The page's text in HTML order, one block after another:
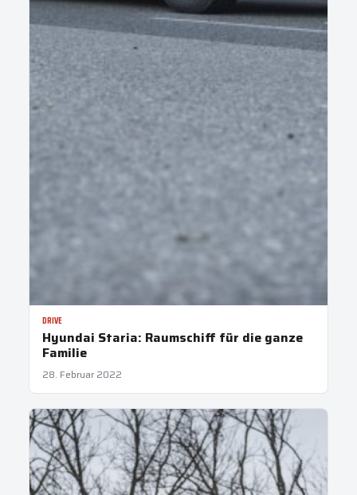
DRIVE
Hyundai Staria: Raumschiff für die ganze
Familie
28. Februar 2022